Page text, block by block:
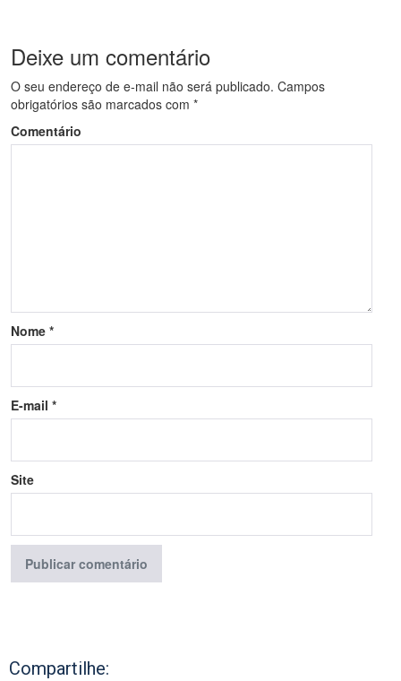
Deixe um comentário
O seu endereço de e-mail não será publicado. Campos
obrigatórios são marcados com *
Comentário
Nome *
E-mail *
Site
Compartilhe: